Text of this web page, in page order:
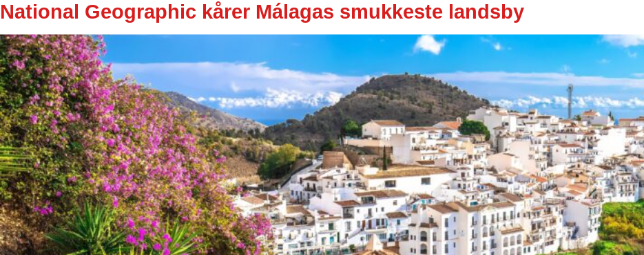
National Geographic kårer Málagas smukkeste landsby